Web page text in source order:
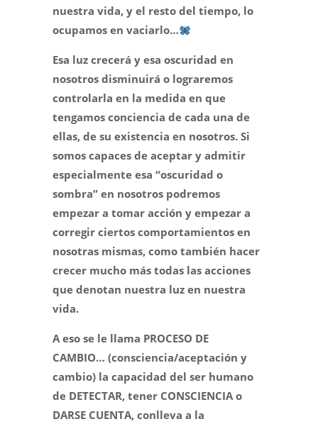
nuestra vida, y el resto del tiempo, lo
ocupamos en vaciarlo…
Esa luz crecerá y esa oscuridad en
nosotros disminuirá o lograremos
controlarla en la medida en que
tengamos conciencia de cada una de
ellas, de su existencia en nosotros. Si
somos capaces de aceptar y admitir
especialmente esa “oscuridad o
sombra” en nosotros podremos
empezar a tomar acción y empezar a
corregir ciertos comportamientos en
nosotras mismas, como también hacer
crecer mucho más todas las acciones
que denotan nuestra luz en nuestra
vida.
A eso se le llama PROCESO DE
CAMBIO… (consciencia/aceptación y
cambio) la capacidad del ser humano
de DETECTAR, tener CONSCIENCIA o
DARSE CUENTA, conlleva a la